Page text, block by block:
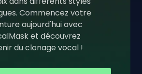
Commencez votre
aujourd'hui avec
et découvrez
du clonage vocal !